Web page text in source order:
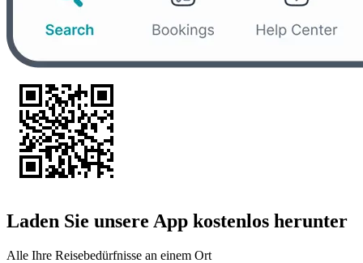
Laden Sie unsere App kostenlos herunter
Alle Ihre Reisebedürfnisse an einem Ort